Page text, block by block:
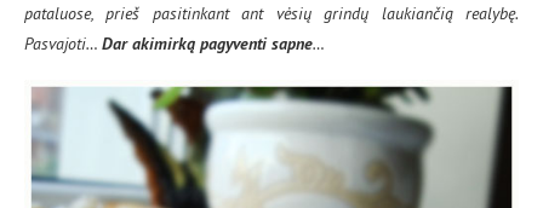
pataluose, prieš pasitinkant ant vėsių grindų laukiančią realybę.
Pasvajoti… Dar akimirką pagyventi sapne…